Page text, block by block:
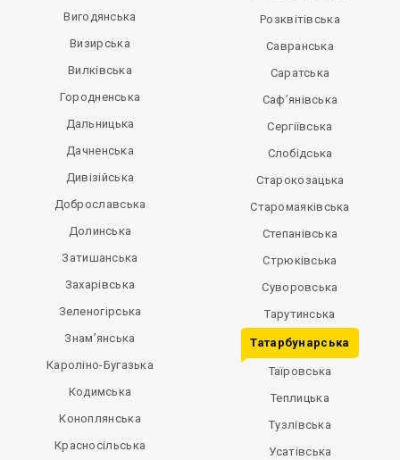
Вигодянська
Визирська
Вилківська
Городненська
Дальницька
Дачненська
Дивізійська
Доброславська
Долинська
Затишанська
Захарівська
Зеленогірська
Знам’янська
Кароліно-Бугазька
Кодимська
Коноплянська
Красносільська
Розквітівська
Савранська
Саратська
Саф’янівська
Сергіївська
Слобідська
Старокозацька
Старомаяківська
Степанівська
Стрюківська
Суворовська
Тарутинська
Татарбунарська
Таїровська
Теплицька
Тузлівська
Усатівська